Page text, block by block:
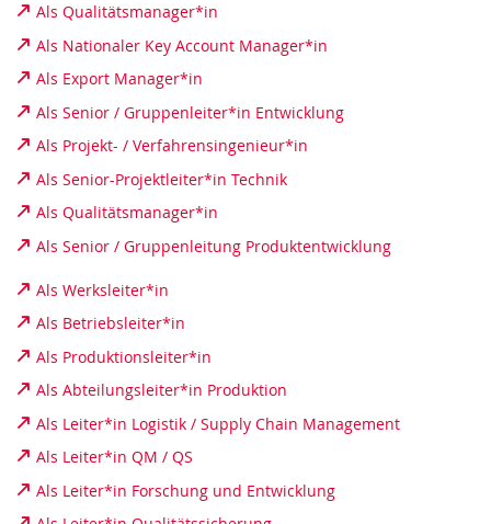
Als Qualitätsmanager*in
Als Nationaler Key Account Manager*in
Als Export Manager*in
Als Senior / Gruppenleiter*in Entwicklung
Als Projekt- / Verfahrensingenieur*in
Als Senior-Projektleiter*in Technik
Als Qualitätsmanager*in
Als Senior / Gruppenleitung Produktentwicklung
Als Werksleiter*in
Als Betriebsleiter*in
Als Produktionsleiter*in
Als Abteilungsleiter*in Produktion
Als Leiter*in Logistik / Supply Chain Management
Als Leiter*in QM / QS
Als Leiter*in Forschung und Entwicklung